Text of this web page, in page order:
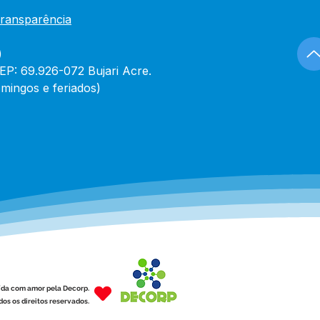
69.926-072 Bujari Acre.
e feriados)
com amor pela Decorp.
os direitos reservados.